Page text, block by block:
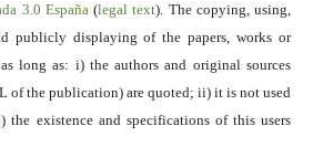
3.0 España(legal text). The copying, using,
publicly displaying of the papers, works or
long as: i) the authors and original sources
of the publication) are quoted; ii) it is not used
existence and specifications of this users